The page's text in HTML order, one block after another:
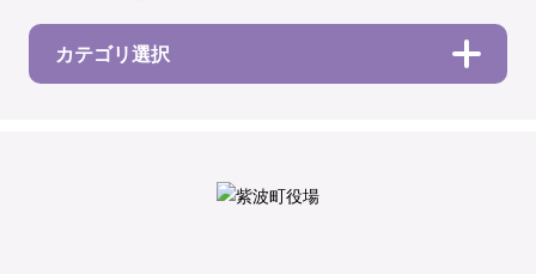
カテゴリ選択